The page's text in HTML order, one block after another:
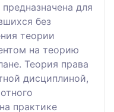
для
без
теории
на теорию
Теория права
дисциплиной,
практике